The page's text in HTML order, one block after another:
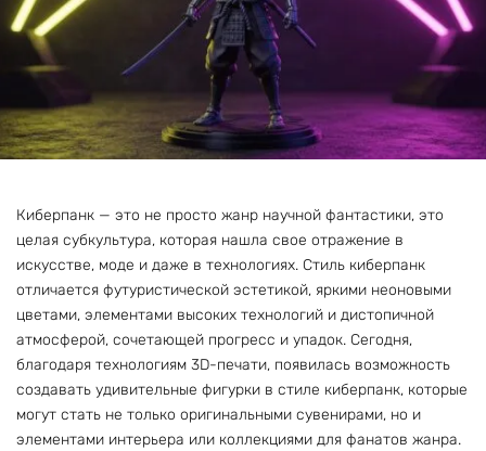
Киберпанк — это не просто жанр научной фантастики, это
целая субкультура, которая нашла свое отражение в
искусстве, моде и даже в технологиях. Стиль киберпанк
отличается футуристической эстетикой, яркими неоновыми
цветами, элементами высоких технологий и дистопичной
атмосферой, сочетающей прогресс и упадок. Сегодня,
благодаря технологиям 3D-печати, появилась возможность
создавать удивительные фигурки в стиле киберпанк, которые
могут стать не только оригинальными сувенирами, но и
элементами интерьера или коллекциями для фанатов жанра.